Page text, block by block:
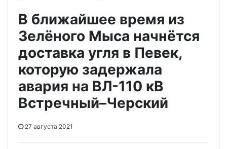
В ближайшее время из
Зелёного Мыса начнётся
доставка угля в Певек,
которую задержала
авария на ВЛ-110 кВ
Встречный–Черский
27 августа 2021